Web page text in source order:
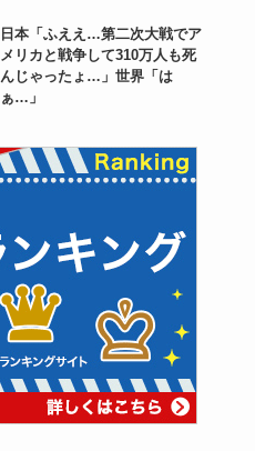
日本「ふええ…第二次大戦でア
メリカと戦争して310万人も死
んじゃったょ…」世界「は
ぁ…」